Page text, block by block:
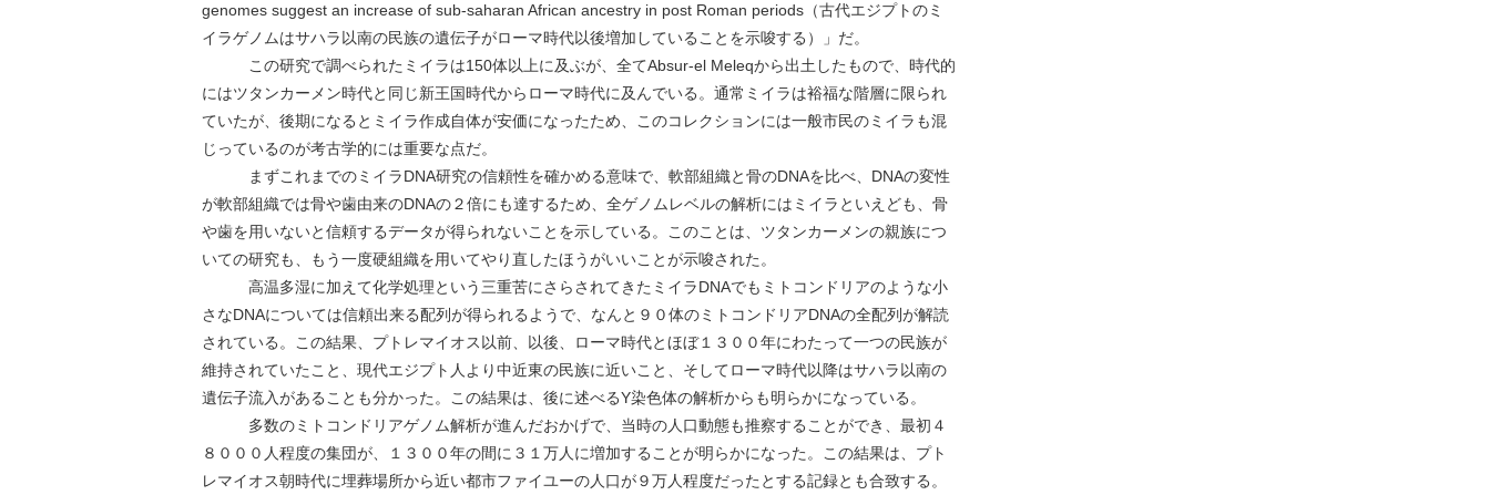
genomes suggest an increase of sub-saharan African ancestry in post Roman periods（古代エジプトのミ
イラゲノムはサハラ以南の民族の遺伝子がローマ時代以後増加していることを示唆する）」だ。
この研究で調べられたミイラは150体以上に及ぶが、全てAbsur-el Meleqから出土したもので、時代的
にはツタンカーメン時代と同じ新王国時代からローマ時代に及んでいる。通常ミイラは裕福な階層に限られ
ていたが、後期になるとミイラ作成自体が安価になったため、このコレクションには一般市民のミイラも混
じっているのが考古学的には重要な点だ。
まずこれまでのミイラDNA研究の信頼性を確かめる意味で、軟部組織と骨のDNAを比べ、DNAの変性
が軟部組織では骨や歯由来のDNAの２倍にも達するため、全ゲノムレベルの解析にはミイラといえども、骨
や歯を用いないと信頼するデータが得られないことを示している。このことは、ツタンカーメンの親族につ
いての研究も、もう一度硬組織を用いてやり直したほうがいいことが示唆された。
高温多湿に加えて化学処理という三重苦にさらされてきたミイラDNAでもミトコンドリアのような小
さなDNAについては信頼出来る配列が得られるようで、なんと９０体のミトコンドリアDNAの全配列が解読
されている。この結果、プトレマイオス以前、以後、ローマ時代とほぼ１３００年にわたって一つの民族が
維持されていたこと、現代エジプト人より中近東の民族に近いこと、そしてローマ時代以降はサハラ以南の
遺伝子流入があることも分かった。この結果は、後に述べるY染色体の解析からも明らかになっている。
多数のミトコンドリアゲノム解析が進んだおかげで、当時の人口動態も推察することができ、最初４
８０００人程度の集団が、１３００年の間に３１万人に増加することが明らかになった。この結果は、プト
レマイオス朝時代に埋葬場所から近い都市ファイユーの人口が９万人程度だったとする記録とも合致する。